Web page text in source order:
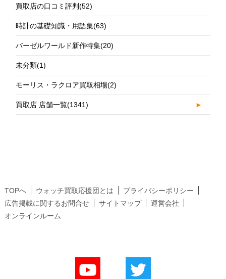
買取店の口コミ評判(52)
時計の基礎知識・用語集(63)
バーゼルワールド新作特集(20)
未分類(1)
モーリス・ラクロア買取相場(2)
買取店 店舗一覧(1341) ►
TOPへ ウォッチ買取応援団とは
プライバシーポリシー
広告掲載に関するお問合せ
サイトマップ
運営会社
オンラインルーム